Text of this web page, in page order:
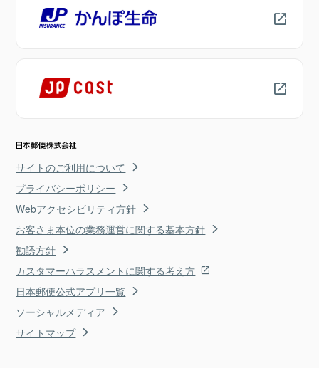
サイトのご利用について
プライバシーポリシー
Webアクセシビリティ方針
お客さま本位の業務運営に関する基本方針
勧誘方針
カスタマーハラスメントに関する考え方
日本郵便公式アプリ一覧
ソーシャルメディア
サイトマップ